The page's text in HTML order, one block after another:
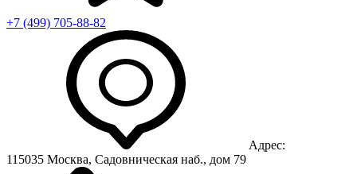
+7 (499) 705-88-82
Адрес:
115035 Москва, Садовническая наб., дом 79